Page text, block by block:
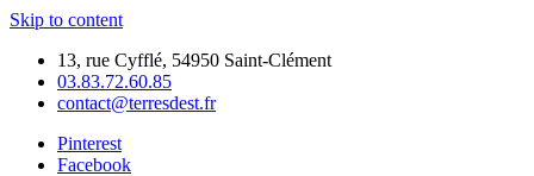
Skip to content
13, rue Cyfflé, 54950 Saint-Clément
03.83.72.60.85
contact@terresdest.fr
Pinterest
Facebook